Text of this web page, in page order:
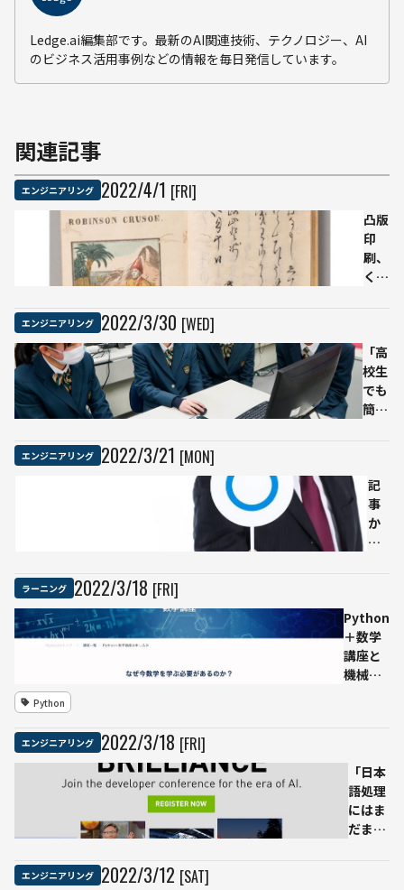
Ledge.ai編集部です。最新のAI関連技術、テクノロジー、AI
のビジネス活用事例などの情報を毎日発信しています。
関連記事
エンジニアリング 2022/4/1 [FRI]
凸版
印
刷、
くず
ペテ
ィシ
ョン
を開
AIく
ずし
字
OCR
へ
エンジニアリング 2022/3/30 [WED]
「高
校生
でも
簡単
に驚
い
た」
プロ
経験
の高
校生
4人
で
CO₂
濃度
を
エンジニアリング 2022/3/21 [MON]
記
事
か
ら
問
題
を
自
る
AI
約
220
ラーニング 2022/3/18 [FRI]
Python
＋数学
講座と
機械学
でデー
タの抽
出から
可視化
Python
エンジニアリング 2022/3/18 [FRI]
「日本
語処理
にはま
だまだ
エンジニアリング 2022/3/12 [SAT]